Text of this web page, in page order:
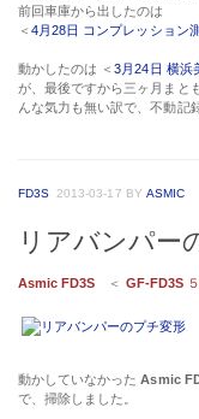
前回車庫から出したのは
＜4月28日 コンプレッション
動かしたのは ＜3月24日 横浜
が、最後ですから三ヶ月まと
んな気力も無い訳で、不動記
FD3S 2013-03-17 BY ASMIC
リアバンパー
Asmic FD3S ＜ GF-FD3S
動かしていなかったAsmic
で、掃除しました。